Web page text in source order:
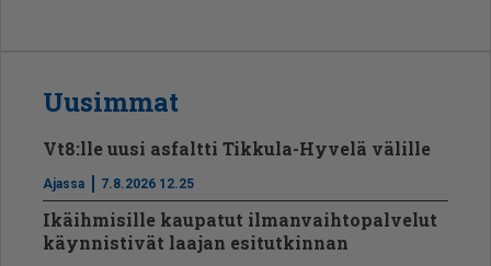
Uusimmat
Vt8:lle uusi asfaltti Tikkula-Hyvelä välille
Ajassa 7.8.2026 12.25
Ikäihmisille kaupatut ilmanvaihtopalvelut
käynnistivät laajan esitutkinnan